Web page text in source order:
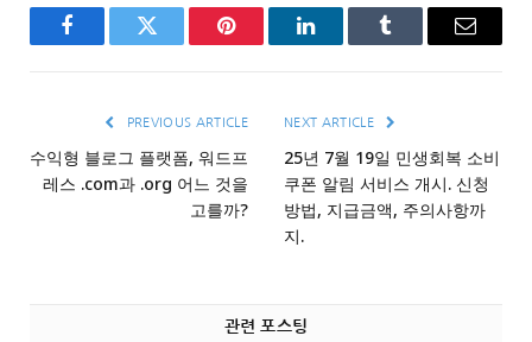
FacebookTwitter Pinterest LinkedInTumblr Email
PREVIOUS ARTICLE
수익형 블로그 플랫폼, 워드프
레스 .com과 .org 어느 것을
고를까?
NEXT ARTICLE
25년 7월 19일 민생회복 소비
쿠폰 알림 서비스 개시. 신청
방법, 지급금액, 주의사항까
지.
관련 포스팅